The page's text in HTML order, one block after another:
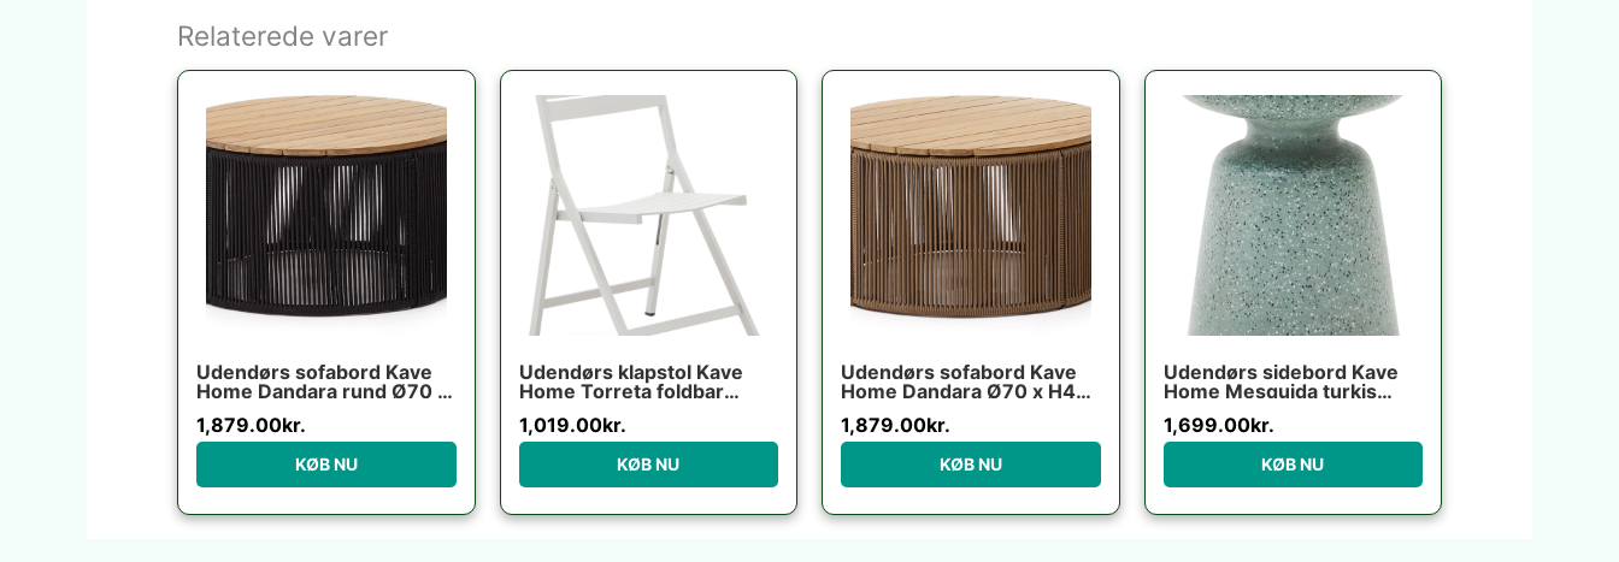
Relaterede varer
Udendørs sofabord Kave
Home Dandara rund Ø70 x
sort/beige
1,879.00kr.
KØB NU
Udendørs klapstol Kave
Home Torreta foldbar
bestandig moderne
industriel
1,019.00kr.
KØB NU
Udendørs sofabord Kave
Home Dandara Ø70 x H40
1,879.00kr.
KØB NU
Udendørs sidebord Kave
Home Mesquida turkis
vejrbestandigt nordisk
design
1,699.00kr.
KØB NU